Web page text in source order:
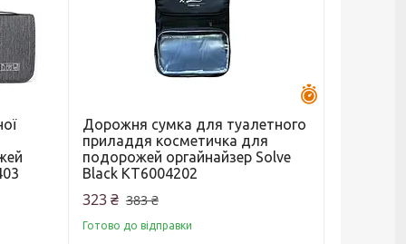
Дорожня сумка для туалетного
приладдя косметичка для
подорожей оргайнайзер Solve
Black KT6004202
323 ₴ 383 ₴
Готово до відправки